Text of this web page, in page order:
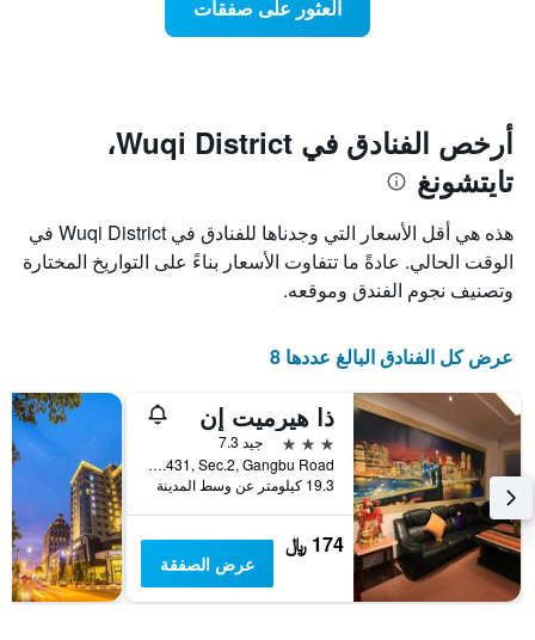
المخطط
1
محور
Y
يعرض
متوسط
سعر
عطلة
هذا
الأسبوع
خلال
آخر
أيام
محور
X
الذي
يعرض
عدد
الأيام
قبل
المخطط
1
محور
Y
الذي
يعرض
متوسط
سعر
غرفة
العثور على صفقات
أرخص الفنادق في Wuqi District،
تايتشونغ
هذه هي أقل الأسعار التي وجدناها للفنادق في Wuqi District في
الوقت الحالي. عادةً ما تتفاوت الأسعار بناءً على التواريخ المختارة
وتصنيف نجوم الفندق وموقعه.
عرض كل الفنادق البالغ عددها 8
ذا هيرميت إن
3 نجوم
جيد 7.3
No.22, Lane.431, Sec.2, Gangbu Road, تايتشونغ, تايوان
19.3 كيلومتر عن وسط المدينة
174 ﷼
عرض الصفقة